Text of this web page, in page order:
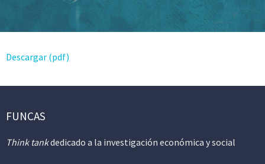
Descargar (pdf)
FUNCAS
Think tankdedicado a la investigación económica y social